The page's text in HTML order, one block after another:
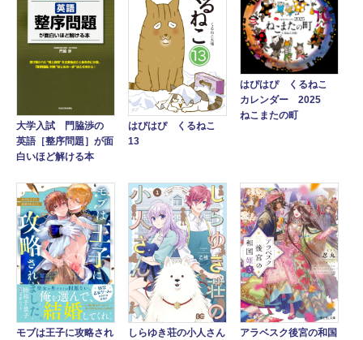
大学入試 門脇渉の
英語［整序問題］が面
白いほど解ける本
はぴはぴ くるねこ
13
はぴはぴ くるねこ
カレンダー 2025
ねこまたの町
モブは王子に攻略され
しらゆき荘の小人さん
アラベスク後宮の和国